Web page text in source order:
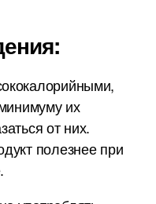
их
от них.
полезнее при